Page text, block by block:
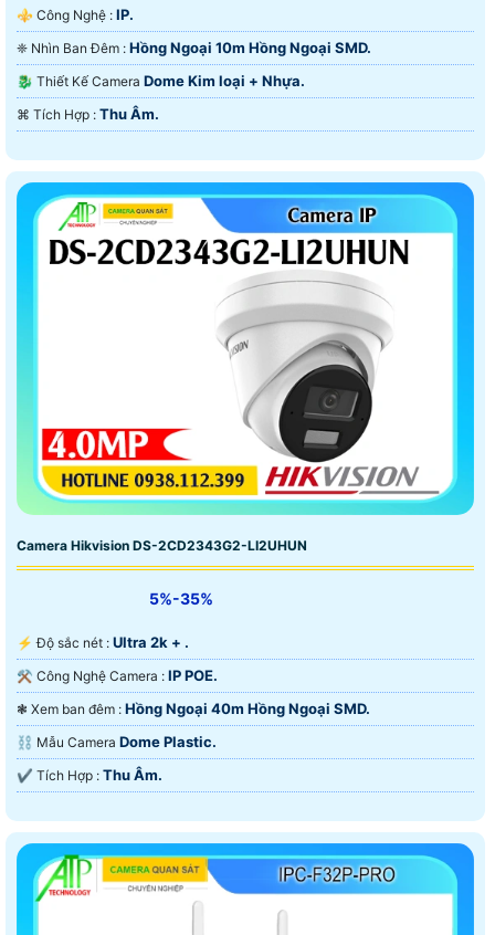
⚜️ Công Nghệ : IP.
❈ Nhìn Ban Đêm : Hồng Ngoại 10m Hồng Ngoại SMD.
🐉️ Thiết Kế Camera Dome Kim loại + Nhựa.
️⌘ Tích Hợp : Thu Âm.
Camera Hikvision DS-2CD2343G2-LI2UHUN
5%-35%
️⚡ Độ sắc nét : Ultra 2k + .
⚒ Công Nghệ Camera : IP POE.
❃ Xem ban đêm : Hồng Ngoại 40m Hồng Ngoại SMD.
⛓ Mẫu Camera Dome Plastic.
️✔️ Tích Hợp : Thu Âm.